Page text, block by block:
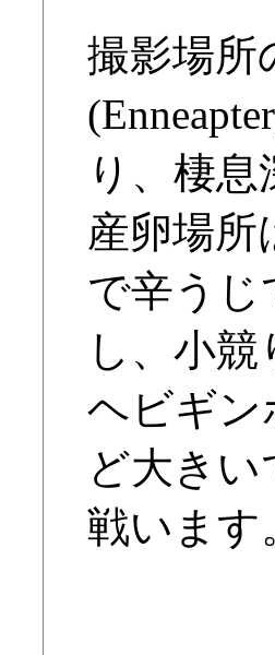
撮影場所
り、棲
産卵場所
で辛う
し、小
ヘビギン
ど大き
戦います